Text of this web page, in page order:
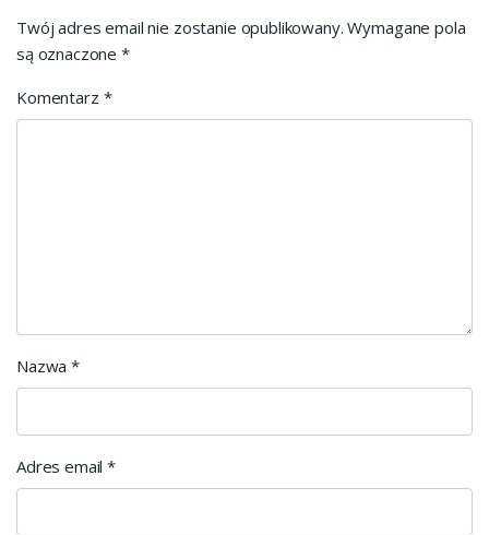
Twój adres email nie zostanie opublikowany. Wymagane pola
są oznaczone*
Komentarz *
Nazwa*
Adres email*